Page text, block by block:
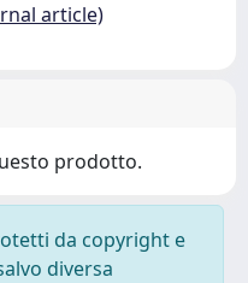
article)
prodotto.
da copyright e
diversa